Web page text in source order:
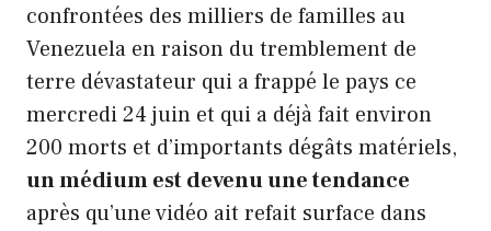
confrontées des milliers de familles au
Venezuela en raison du tremblement de
terre dévastateur qui a frappé le pays ce
mercredi 24 juin et qui a déjà fait environ
200 morts et d’importants dégâts matériels,
un médium est devenu une tendance
après qu’une vidéo ait refait surface dans